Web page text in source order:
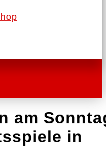
am
in